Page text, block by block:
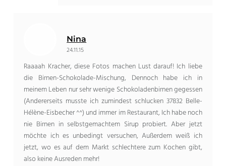
Nina
24.11.15
Raaaah Kracher, diese Fotos machen Lust darauf! Ich liebe
die Birnen-Schokolade-Mischung, Dennoch habe ich in
meinem Leben nur sehr wenige Schokoladenbirnen gegessen
(Andererseits musste ich zumindest schlucken 37832 Belle-
Hélène-Eisbecher ^^) und immer im Restaurant, Ich habe noch
nie Birnen in selbstgemachtem Sirup probiert. Aber jetzt
möchte ich es unbedingt versuchen, Außerdem weiß ich
jetzt, wo es auf dem Markt schlechtere zum Kochen gibt,
also keine Ausreden mehr!